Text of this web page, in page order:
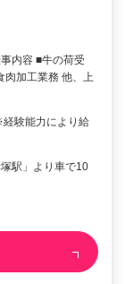
内容 ■牛の荷受
肉加工業務 他、上
験能力により給
駅」より車で10